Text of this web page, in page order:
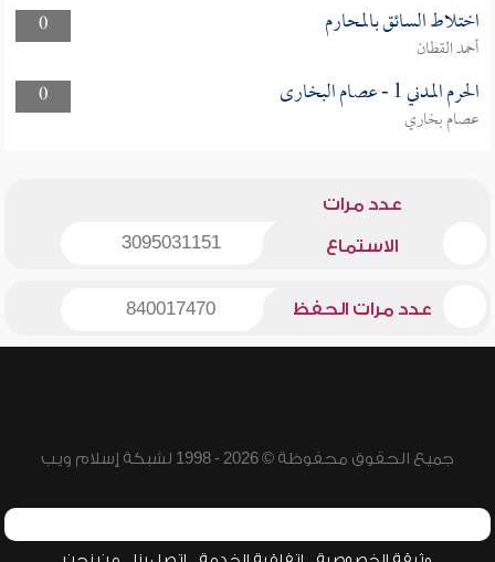
0
اختلاط السائق بالمحارم
أحمد القطان
0
الحرم المدني 1 - عصام البخارى
عصام بخاري
عدد مرات
الاستماع 3095031151
عدد مرات الحفظ 840017470
جميع الحقوق محفوظة © 2026 - 1998 لشبكة إسلام ويب